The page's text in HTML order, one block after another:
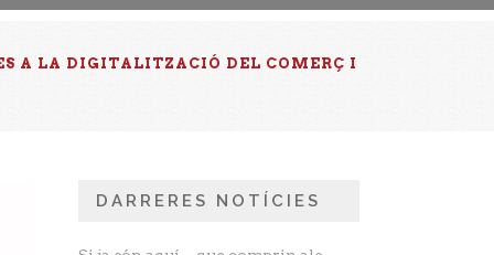
A LA DIGITALITZACIÓ DEL COMERÇ I
DARRERES NOTÍCIES